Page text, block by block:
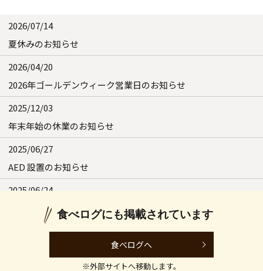
2026/07/14
夏休みのお知らせ
2026/04/20
2026年ゴールデンウィーク営業日のお知らせ
2025/12/03
年末年始の休業のお知らせ
2025/06/27
AED 設置のお知らせ
2025/06/24
夏季休暇のお知らせ
2025/04/25
2025年ゴールデンウィーク営業日のお知らせ
食べログにも掲載されています
食べログへ
※外部サイトへ移動します。